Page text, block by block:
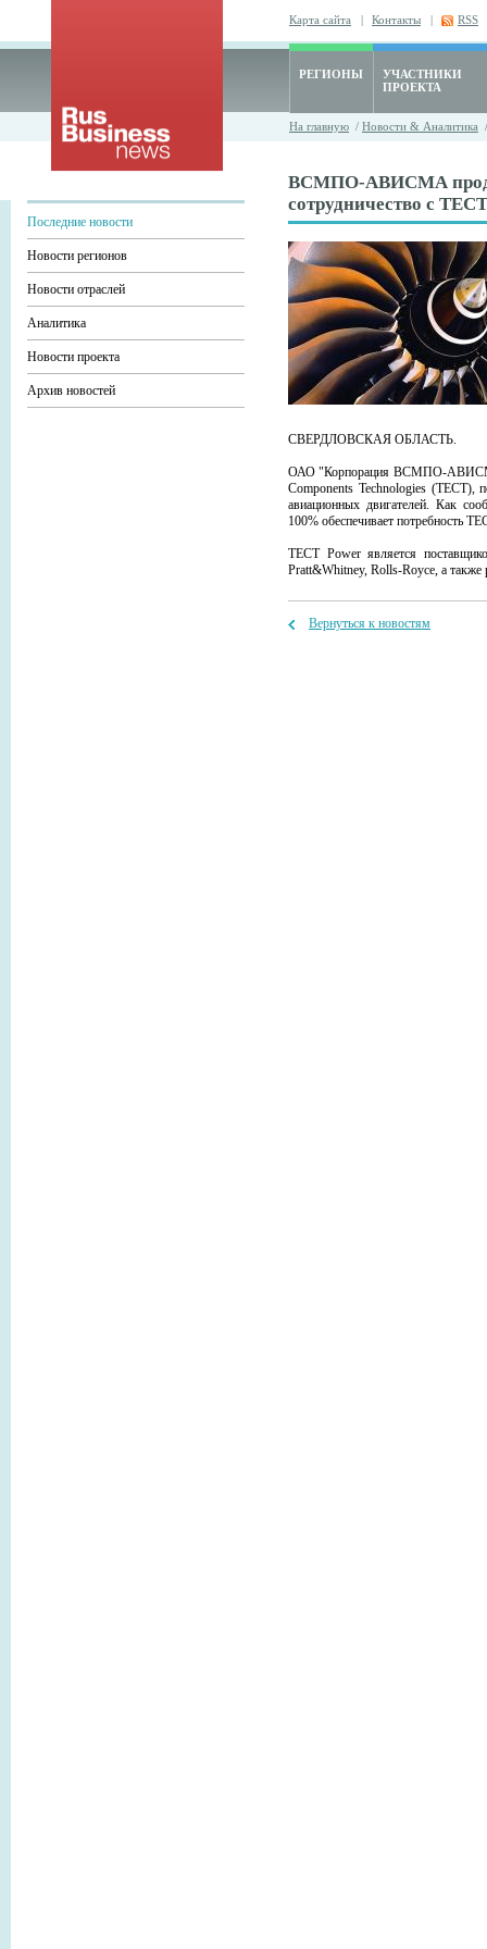
Карта сайта | Контакты | RSS
РЕГИОНЫ
УЧАСТНИКИ
ПРОЕКТА
На главную / Новости & Аналитика
Последние новости
Новости регионов
Новости отраслей
Аналитика
Новости проекта
Архив новостей
ВСМПО-АВИСМА
сотрудничество с
СВЕРДЛОВСКАЯ ОБЛАСТЬ.
ОАО "Корпорация ВСМПО-АВИСМА"
Components Technologies (TECT),
авиационных двигателей. Как
100% обеспечивает потребность
TECT Power является
Pratt&Whitney, Rolls-Royce, а также
Вернуться к новостям